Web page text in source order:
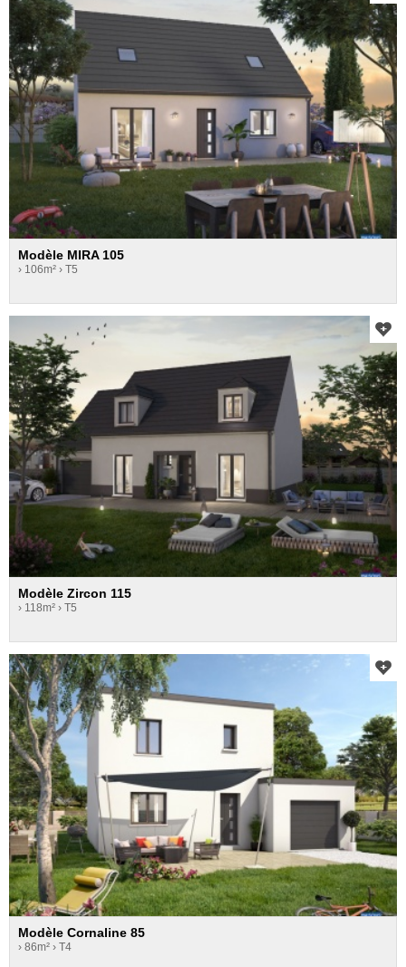
Modèle MIRA 105
› 106m² › T5
Modèle Zircon 115
› 118m² › T5
Modèle Cornaline 85
› 86m² › T4